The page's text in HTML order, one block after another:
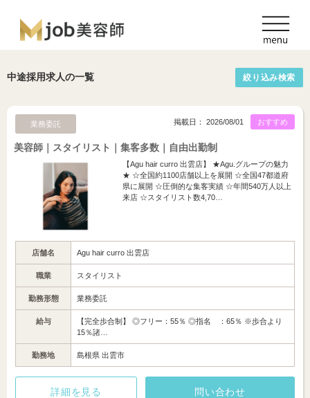
中途採用求人の一覧 絞り込み検索
業務委託 おすすめ
掲載日： 2026/08/01
美容師｜スタイリスト｜集客多数｜自由出勤制
【Agu hair curro 出雲店】 ★Agu.グループの魅力
★ ☆全国約1100店舗以上を展開 ☆全国47都道府
県に展開 ☆圧倒的な集客実績 ☆年間540万人以上
来店 ☆スタイリスト数4,70…
店舗名 Agu hair curro 出雲店
職業 スタイリスト
勤務形態 業務委託
給与
【完全歩合制】 ◎フリー：55％ ◎指名 ：65％ ※歩合より
15％諸…
勤務地 島根県 出雲市
詳細を見る 問い合わせ